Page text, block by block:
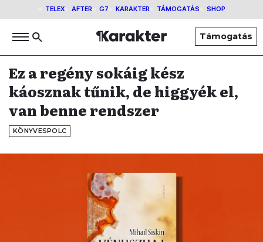
TELEX AFTER G7 KARAKTER TÁMOGATÁS SHOP
Támogatás
Ez a regény sokáig kész
káosznak tűnik, de higgyék el,
van benne rendszer
KÖNYVESPOLC